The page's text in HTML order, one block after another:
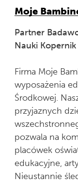
Moje
Partner
Nauki Kopernik
Firma Moje
wyposażenia
Środkowej.
przyjaznych
pozwala na
placówek
edukacyjne,
Nieustannie